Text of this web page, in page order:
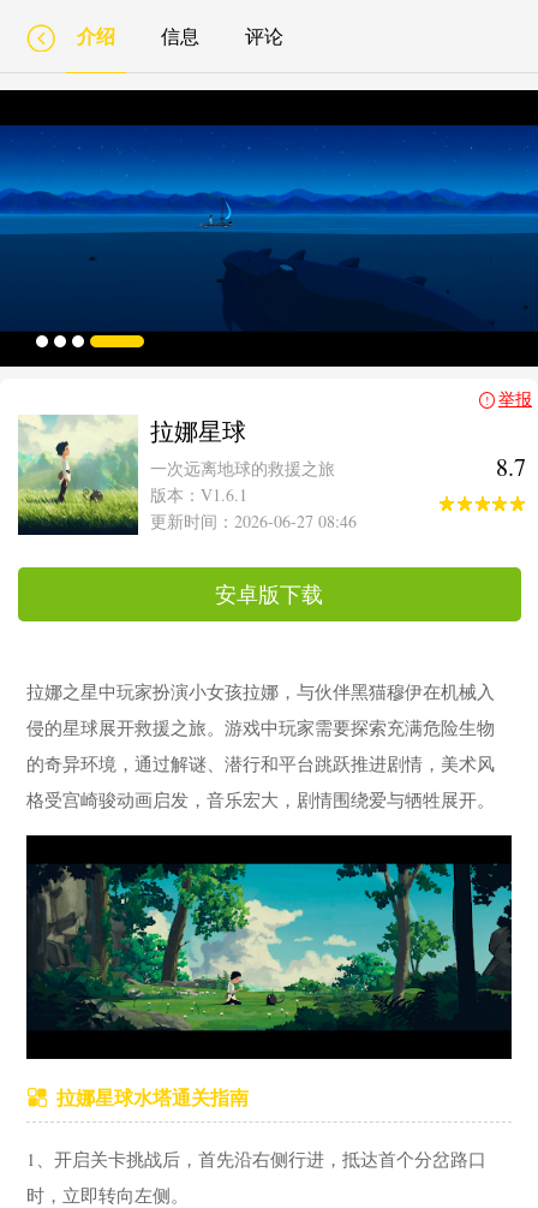
介绍 信息 评论
拉娜星球
8.7
一次远离地球的救援之旅
版本：V1.6.1
更新时间：2026-06-27 08:46
安卓版下载
举报
拉娜之星中玩家扮演小女孩拉娜，与伙伴黑猫穆伊在机械入
侵的星球展开救援之旅。游戏中玩家需要探索充满危险生物
的奇异环境，通过解谜、潜行和平台跳跃推进剧情，美术风
格受宫崎骏动画启发，音乐宏大，剧情围绕爱与牺牲展开。
拉娜星球水塔通关指南
1、开启关卡挑战后，首先沿右侧行进，抵达首个分岔路口
时，立即转向左侧。